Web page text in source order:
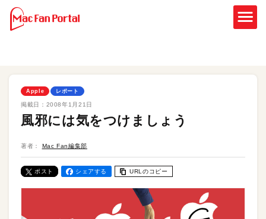
Apple レポート
掲載日： 2008年1月21日
風邪には気をつけましょう
著者： Mac Fan編集部
ポスト シェアする URLのコピー